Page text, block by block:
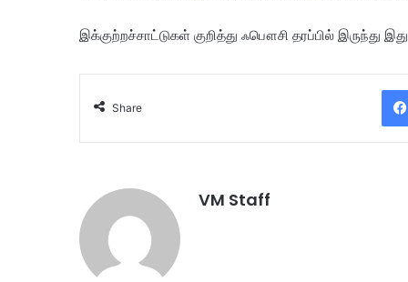
இக்குற்றச்சாட்டுகள் குறித்து ஃபௌசி தரப்பில் இருந்து
Share
VM Staff